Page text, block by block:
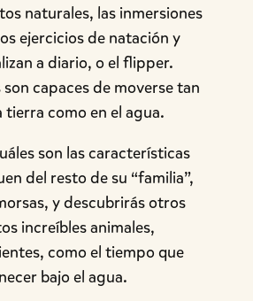
naturales, las inmersiones
ejercicios de natación y
a diario, o el flipper.
son capaces de moverse tan
tierra como en el agua.
son las características
del resto de su “familia”,
y descubrirás otros
increíbles animales,
como el tiempo que
bajo el agua.